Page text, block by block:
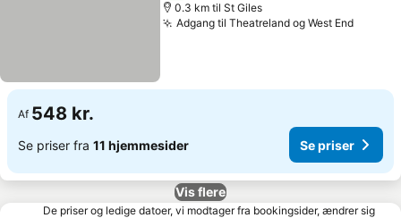
0.3 km til St Giles
Adgang til Theatreland og West End
Af 548 kr.
Se priser fra 11 hjemmesider Se priser
Vis flere
De priser og ledige datoer, vi modtager fra bookingsider, ændrer sig